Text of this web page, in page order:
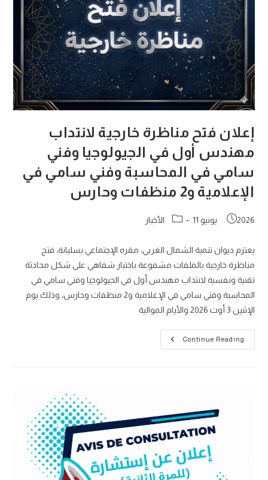
إعلان فتح مناظرة خارجية لانتداب
مهندس أول في الجيولوجيا وفني
سامي في المحاسبة وفني سامي في
الإعلامية و2 منظفات وحارس
Post
2026 يونيو 11
Post
الأخبار
يعتزم ديوان تنمية الشمال الغربي، مقره الإجتماعي بسليانة، فتح
مناظرة خارجية بالملفات مشفوعة باختبار شفاهي على شكل محادثة
تقنية ونفسية لانتداب مهندس أول في الجيولوجيا وفني سامي في
المحاسبة وفني سامي في الإعلامية و2 منظفات وحارس، وذلك يوم
الإثنين 3 أوت 2026 والأيام الموالية
Continue Readingإعلان
فتح
وفني
سامي
في
المحاسبة
وفني
سامي
في
الإعلامية